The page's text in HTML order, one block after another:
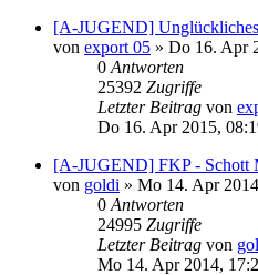
[A-JUGEND]
von export 05 » Do 16. Apr
0 Antworten
25392 Zugriffe
Letzter Beitrag von
Do 16. Apr 2015,
[A-JUGEND] FKP - Schott
von goldi » Mo 14. Apr
0 Antworten
24995 Zugriffe
Letzter Beitrag von
Mo 14. Apr 2014,